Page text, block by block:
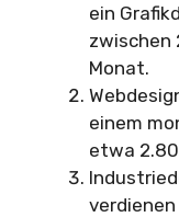
ein
zwischen
Monat.
einem
etwa